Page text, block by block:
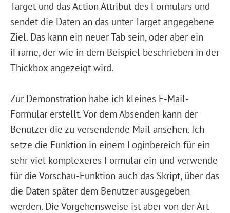
Target und das Action Attribut des Formulars und
sendet die Daten an das unter Target angegebene
Ziel. Das kann ein neuer Tab sein, oder aber ein
iFrame, der wie in dem Beispiel beschrieben in der
Thickbox angezeigt wird.
Zur Demonstration habe ich kleines E-Mail-
Formular erstellt. Vor dem Absenden kann der
Benutzer die zu versendende Mail ansehen. Ich
setze die Funktion in einem Loginbereich für ein
sehr viel komplexeres Formular ein und verwende
für die Vorschau-Funktion auch das Skript, über das
die Daten später dem Benutzer ausgegeben
werden. Die Vorgehensweise ist aber von der Art